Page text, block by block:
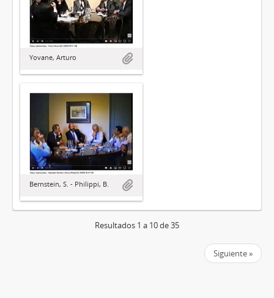
Yovane, Arturo
Bernstein, S. - Philippi, B.
Resultados 1 a 10 de 35
Siguiente »